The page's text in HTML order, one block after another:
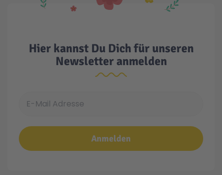
Hier kannst Du Dich für unseren
Newsletter anmelden
Anmelden